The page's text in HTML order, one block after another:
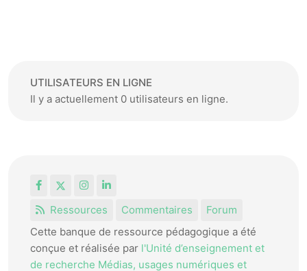
UTILISATEURS EN LIGNE
Il y a actuellement 0 utilisateurs en ligne.
FacebookInstagram
LinkedIn
Ressources
Commentaires
Forum
Cette banque de ressource pédagogique a été
conçue et réalisée par l'Unité d’enseignement et
de recherche Médias, usages numériques et